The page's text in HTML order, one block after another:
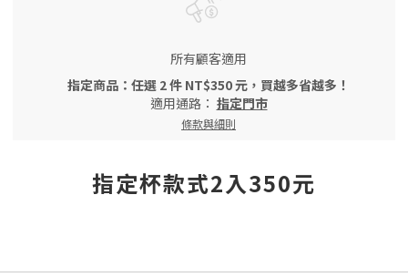
所有顧客適用
指定商品：任選 2 件 NT$350 元，買越多省越多！
適用通路： 指定門市
條款與細則
指定杯款式2入350元